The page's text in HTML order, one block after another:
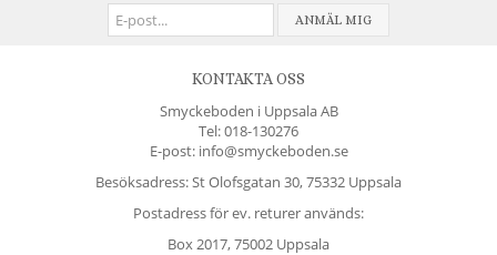
ANMÄL MIG
KONTAKTA OSS
Smyckeboden i Uppsala AB
Tel:018-130276
E-post: info@smyckeboden.se
Besöksadress: St Olofsgatan 30, 75332 Uppsala
Postadress för ev. returer används:
Box 2017, 75002 Uppsala